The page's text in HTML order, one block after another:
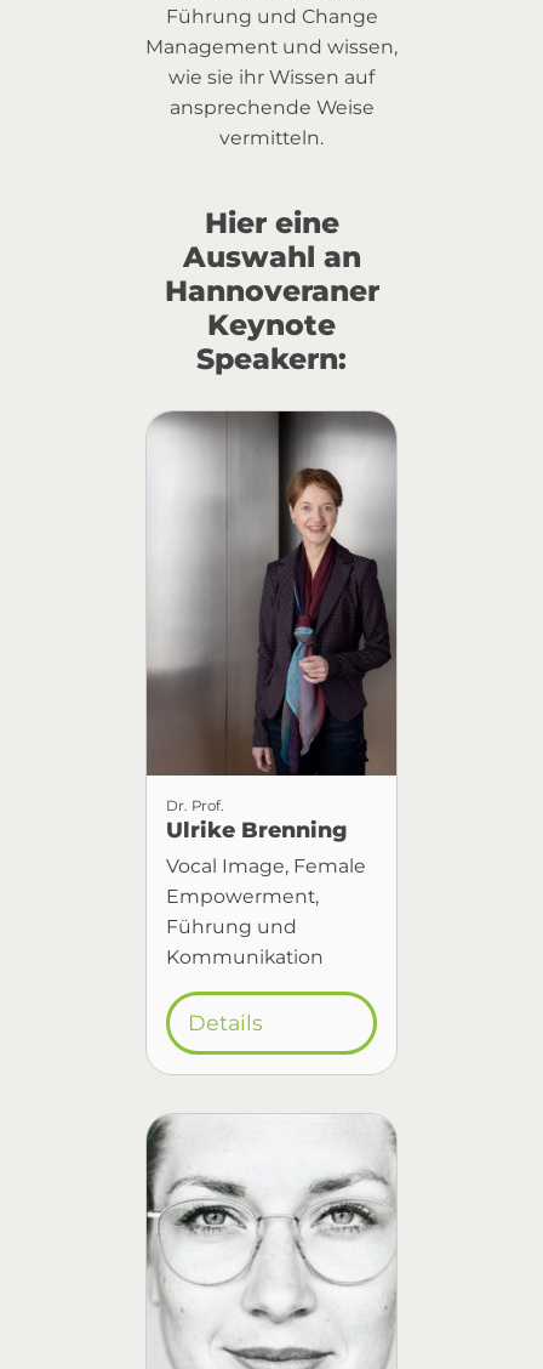
Führung und Change
Management und wissen,
wie sie ihr Wissen auf
ansprechende Weise
vermitteln.
Hier eine
Auswahl an
Hannoveraner
Keynote
Speakern:
Dr. Prof.
Ulrike Brenning
Vocal Image, Female
Empowerment,
Führung und
Kommunikation
Details